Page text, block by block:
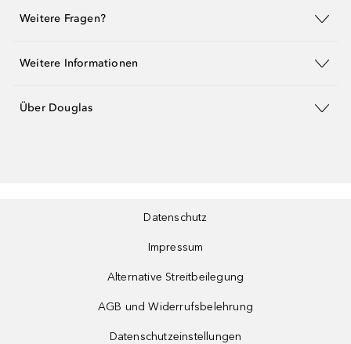
Weitere Fragen?
Weitere Informationen
Über Douglas
Datenschutz
Impressum
Alternative Streitbeilegung
AGB und Widerrufsbelehrung
Datenschutzeinstellungen